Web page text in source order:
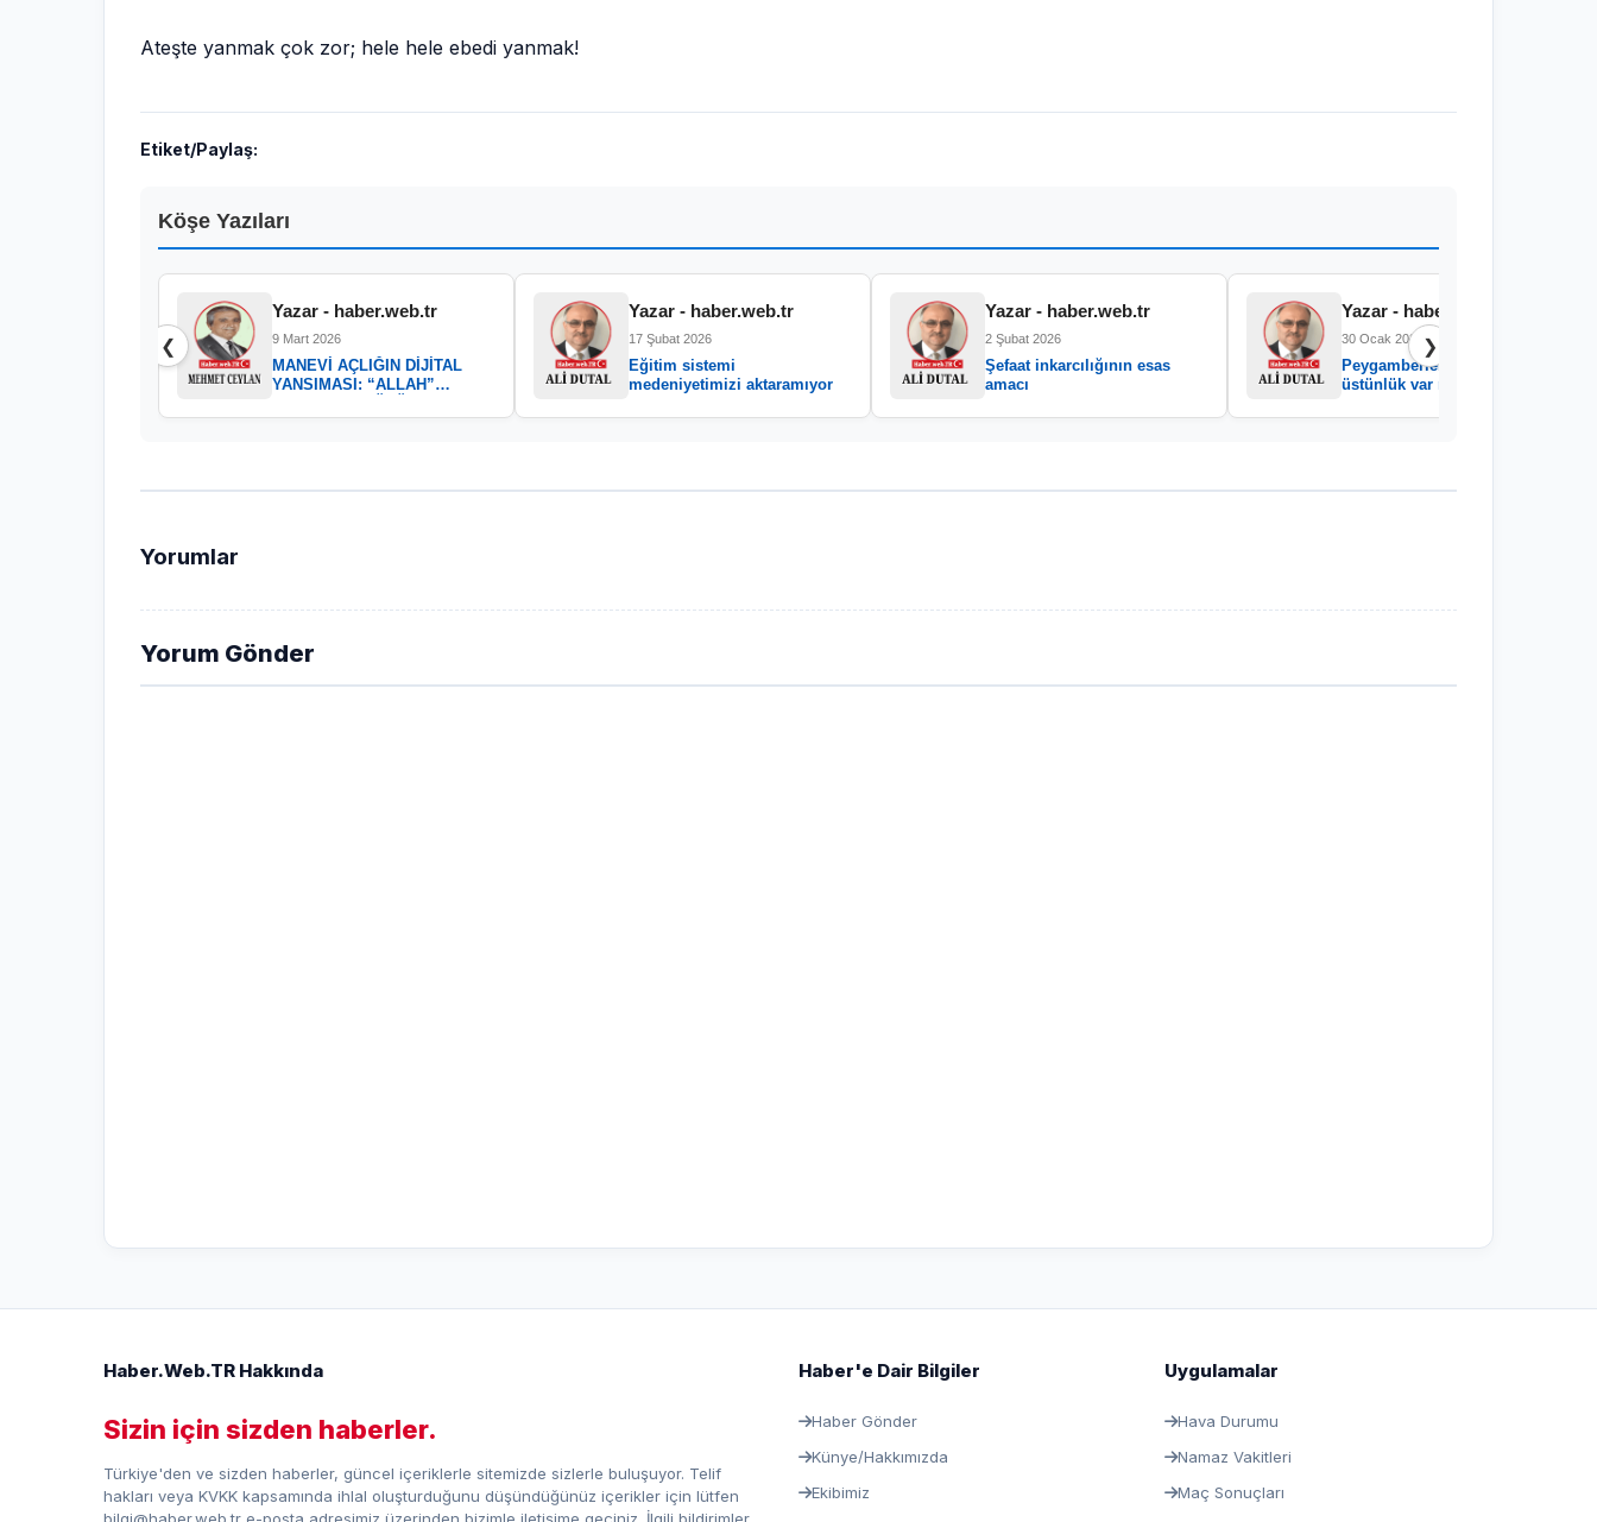
Ateşte yanmak çok zor; hele hele ebedi yanmak!
Etiket/Paylaş:
Köşe Yazıları
❮
Yazar - haber.web.tr
9 Mart 2026
MANEVİ AÇLIĞIN DİJİTAL
YANSIMASI: “ALLAH”
Yazar - haber.web.tr
17 Şubat 2026
Eğitim sistemi
medeniyetimizi aktaramıyor
Yazar - haber.web.tr
2 Şubat 2026
Şefaat inkarcılığının esas
amacı
Yazar - haber.web.tr
30 Ocak 2026
Peygamberler arasında
üstünlük var mıdır?
❯
Yorumlar
Yorum Gönder
Haber.Web.TR Hakkında
Sizin için sizden haberler.
Türkiye'den ve sizden haberler, güncel içeriklerle sitemizde sizlerle buluşuyor. Telif
hakları veya KVKK kapsamında ihlal oluşturduğunu düşündüğünüz içerikler için lütfen
Haber'e Dair Bilgiler
Haber Gönder
Künye/Hakkımızda
Ekibimiz
Uygulamalar
Hava Durumu
Namaz Vakitleri
Maç Sonuçları